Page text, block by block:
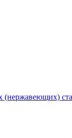
(нержавеющих)